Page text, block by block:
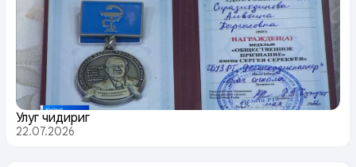
Улуг чидириг
22.07.2026